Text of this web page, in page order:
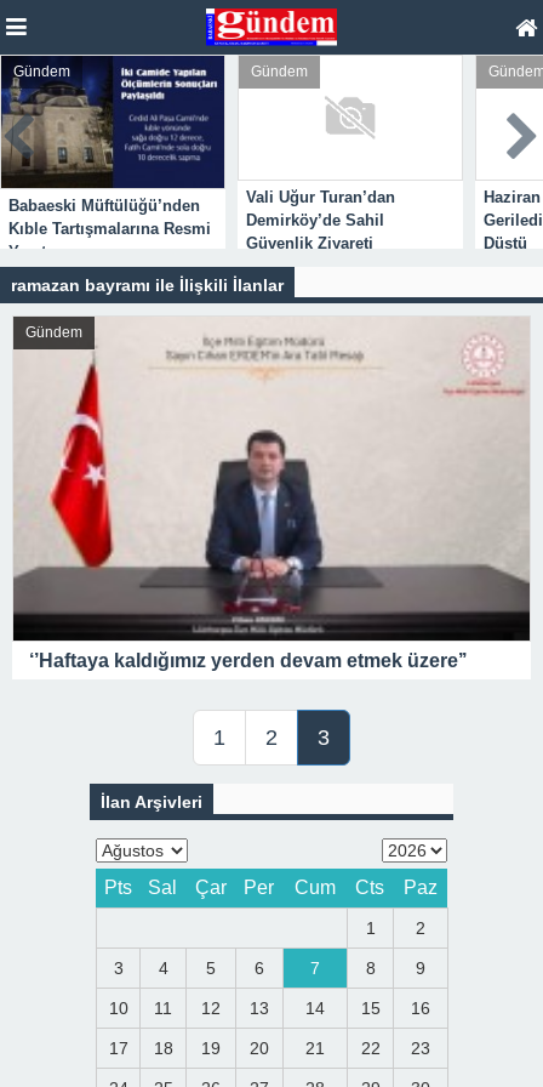
Gündem
Babaeski Müftülüğü’nden
Kıble Tartışmalarına Resmi
Yanıt
Gündem
Vali Uğur Turan’dan
Demirköy’de Sahil
Güvenlik Ziyareti
Düştü
ramazan bayramı ile İlişkili İlanlar
Gündem
‘’Haftaya kaldığımız yerden devam etmek üzere’’
1 2 3
İlan Arşivleri
Pts Sal Çar Per Cum Cts Paz
1 2
3 4 5 6 7 8 9
10 11 12 13 14 15 16
17 18 19 20 21 22 23